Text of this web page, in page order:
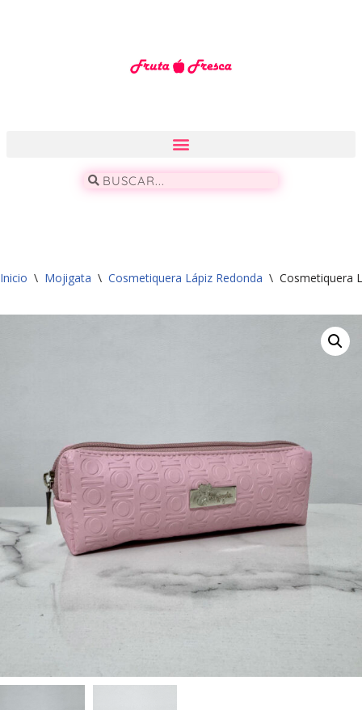
Inicio \ Mojigata \ Cosmetiquera Lápiz Redonda \ Cosmetiquera